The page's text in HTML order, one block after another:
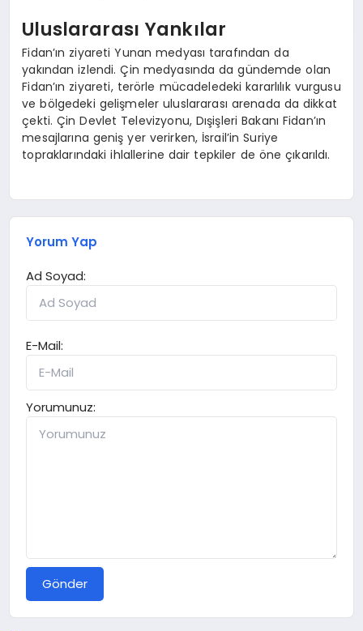
Uluslararası Yankılar
Fidan’ın ziyareti Yunan medyası tarafından da
yakından izlendi. Çin medyasında da gündemde olan
Fidan’ın ziyareti, terörle mücadeledeki kararlılık vurgusu
ve bölgedeki gelişmeler uluslararası arenada da dikkat
çekti. Çin Devlet Televizyonu, Dışişleri Bakanı Fidan’ın
mesajlarına geniş yer verirken, İsrail’in Suriye
topraklarındaki ihlallerine dair tepkiler de öne çıkarıldı.
Yorum Yap
Ad Soyad:
E-Mail:
Yorumunuz:
Gönder